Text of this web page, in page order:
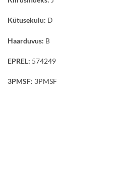
Kütusekulu: D
Haarduvus: B
EPREL: 574249
3PMSF: 3PMSF